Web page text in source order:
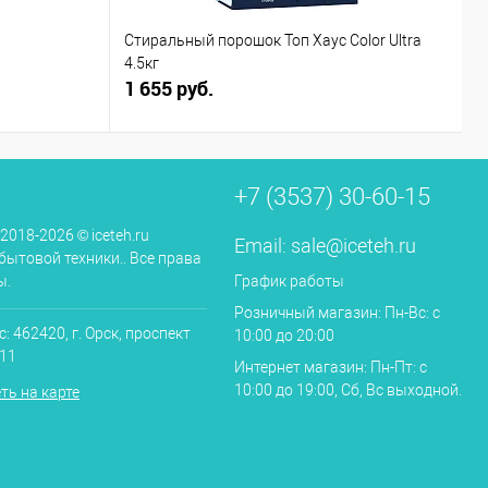
Стиральный порошок Топ Хаус Color Ultra
4.5кг
1 655 руб.
2026 © iceteh.ru
техники.. Все права
462420, г. Орск, проспект
на карте
+7 (3537) 30-60-15
Email: sale@iceteh.ru
График работы
Розничный магазин: Пн-Вс: с
10:00 до 20:00
Интернет магазин: Пн-Пт: с
10:00 до 19:00, Сб, Вс выходной.